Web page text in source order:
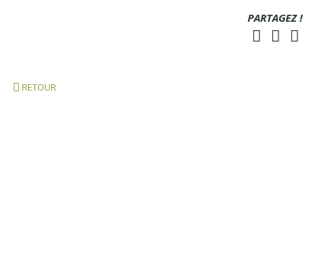
PARTAGEZ !
RETOUR